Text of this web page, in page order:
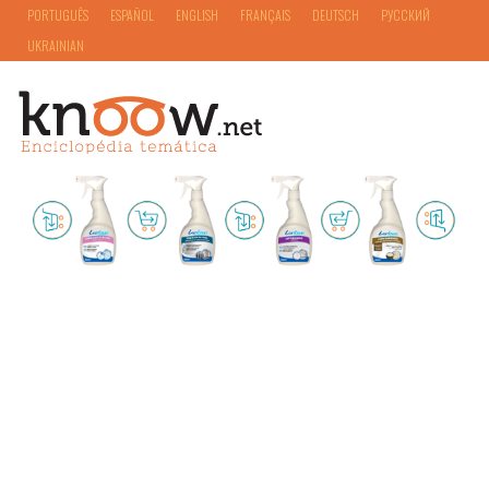
PORTUGUÊS ESPAÑOL ENGLISH FRANÇAIS DEUTSCH
РУССКИЙ
UKRAINIAN